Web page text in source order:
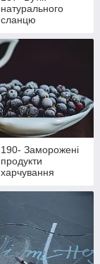
натурального
сланцю
190- Заморожені
продукти
харчування